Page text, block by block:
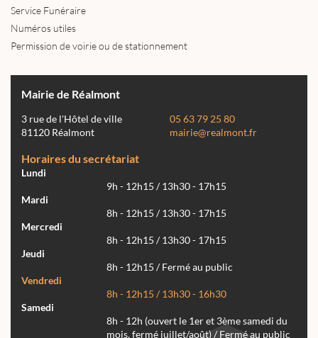
Service Funéraire
Numéros utiles
Permission de voirie ou de stationnement
Mairie de Réalmont
3 rue de l'Hôtel de ville
81120 Réalmont
05 63 79 25 80
mairie@realmont.fr
Horaires du secrétariat
Lundi
9h - 12h15 / 13h30 - 17h15
Mardi
8h - 12h15 / 13h30 - 17h15
Mercredi
8h - 12h15 / 13h30 - 17h15
Jeudi
8h - 12h15 / Fermé au public
Vendredi
8h - 12h15 / 13h30 - 16h30
Samedi
8h - 12h (ouvert le 1er et 3ème samedi du
mois, fermé juillet/août) / Fermé au public